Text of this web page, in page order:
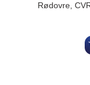
Rødovre,